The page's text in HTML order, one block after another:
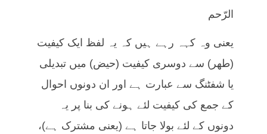
الرّحم
یعنی وہ کہہ رہے ہیں کہ یہ لفظ ایک کیفیت
(طھر) سے دوسری کیفیت (حیض) میں تبدیلی
یا شفٹنگ سے عبارت ہے اور ان دونوں احوال
کے جمع کی کیفیت لئے ہونے کی بنا پر یہ
دونوں کے لئے بولا جاتا ہے (یعنی مشترک ہے)،